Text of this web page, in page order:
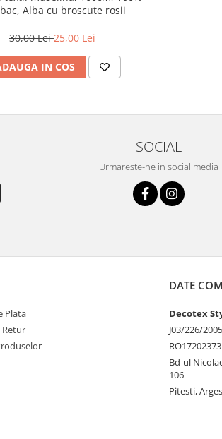
Alba cu broscute rosii
30,00 Lei25,00 Lei
IN COS
SOCIAL
Urmareste-ne in social media
Plata
Retur
DATE
Decotex
J03/226/2005
RO17202373
Bd-ul
106
Pitesti, Arges